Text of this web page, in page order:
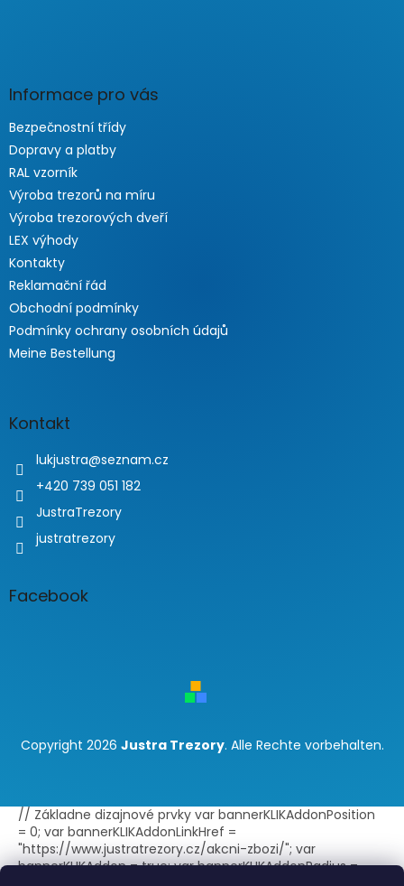
Informace pro vás
Bezpečnostní třídy
Dopravy a platby
RAL vzorník
Výroba trezorů na míru
Výroba trezorových dveří
LEX výhody
Kontakty
Reklamační řád
Obchodní podmínky
Podmínky ochrany osobních údajů
Meine Bestellung
Kontakt
lukjustra@seznam.cz
+420 739 051 182
JustraTrezory
justratrezory
Facebook
Copyright 2026 Justra Trezory. Alle Rechte vorbehalten.
// Základne dizajnové prvky var bannerKLIKAddonPosition
= 0; var bannerKLIKAddonLinkHref =
"https://www.justratrezory.cz/akcni-zbozi/"; var
bannerKLIKAddon = true; var bannerKLIKAddonRadius =